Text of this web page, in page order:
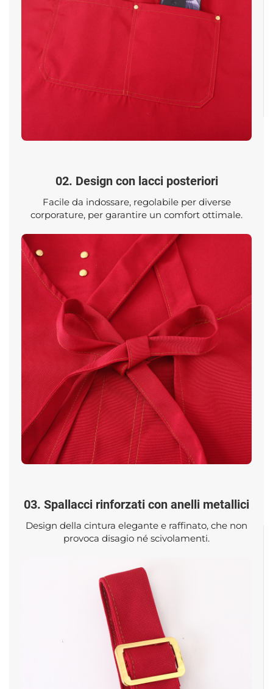
02. Design con lacci posteriori
Facile da indossare, regolabile per diverse
corporature, per garantire un comfort ottimale.
03. Spallacci rinforzati con anelli metallici
Design della cintura elegante e raffinato, che non
provoca disagio né scivolamenti.